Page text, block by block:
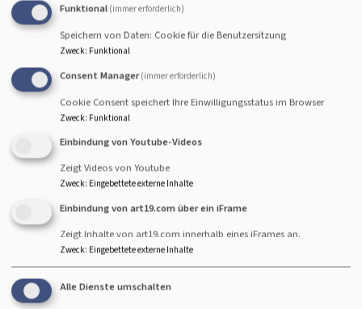
Angebote & Einrichtungen
Ein Haus aus lebendigen
Steinen, so nennt die
Lebendig und bunt, so ist
sie überall dort, wo viele
Menschen gern und
engagiert mitarbeiten, in vielen freiwilligen
Ehrenämtern.
Funktional (immer erforderlich)
Speichern von Daten: Cookie für die Benutzersitzung
Zweck: Funktional
Consent Manager (immer erforderlich)
Cookie Consent speichert Ihre Einwilligungsstatus im Browser
Zweck: Funktional
Einbindung von Youtube-Videos
Zeigt Videos von Youtube
Zweck: Eingebettete externe Inhalte
Einbindung von art19.com über ein iFrame
Zeigt Inhalte von art19.com innerhalb eines iFrames an.
Zweck: Eingebettete externe Inhalte
Alle Dienste umschalten